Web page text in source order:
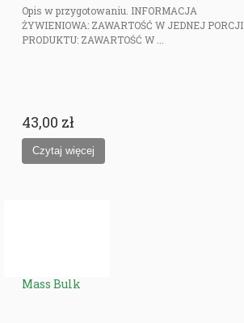
Opis w przygotowaniu. INFORMACJA
ŻYWIENIOWA: ZAWARTOŚĆ W JEDNEJ PORCJI
PRODUKTU: ZAWARTOŚĆ W ...
43,00 zł
Mass Bulk